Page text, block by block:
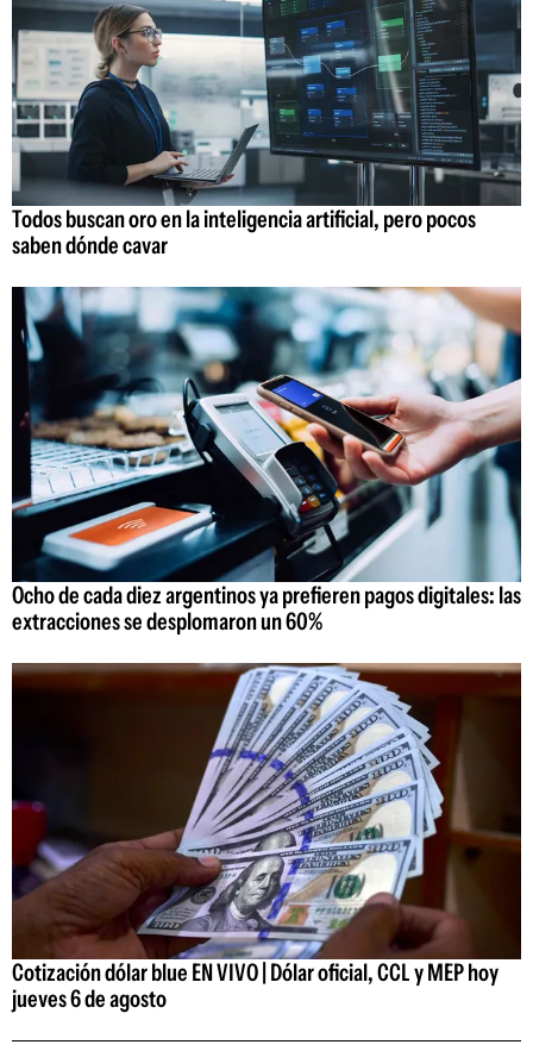
Todos buscan oro en la inteligencia artificial, pero pocos
saben dónde cavar
Ocho de cada diez argentinos ya prefieren pagos digitales: las
extracciones se desplomaron un 60%
Cotización dólar blue EN VIVO | Dólar oficial, CCL y MEP hoy
jueves 6 de agosto